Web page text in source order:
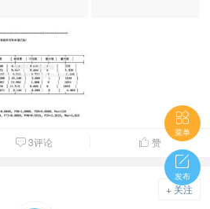
 3评论  赞
+ 关注

菜单

发布